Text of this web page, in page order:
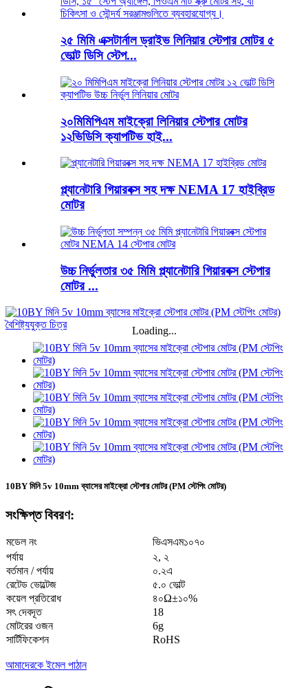
২৫ মিমি এক্সটার্নাল ড্রাইভ লিনিয়ার স্টেপার মোটর ৫
ভোল্ট ডিসি স্টেপ...
২০মিমিপিএম মাইক্রো লিনিয়ার স্টেপার মোটর
১২ভিডিসি ক্যাপটিভ হাই...
প্ল্যানেটারি গিয়ারবক্স সহ দক্ষ NEMA 17 হাইব্রিড
মোটর
উচ্চ নির্ভুলতার ৩৫ মিমি প্ল্যানেটারি গিয়ারবক্স স্টেপার
মোটর ...
Loading...
10BY মিনি 5v 10mm ব্যাসের মাইক্রো স্টেপার মোটর (PM স্টেপিং মোটর)
সংক্ষিপ্ত বিবরণ:
মডেল নং
ভিএসএম১০৭০
পর্যায়
২, ২
বর্তমান / পর্যায়
০.২এ
রেটেড ভোল্টেজ
৫.০ ভোল্ট
কয়েল প্রতিরোধ
৪০Ω±১০%
সৎ দেবদূত
18
মোটরের ওজন
6g
সার্টিফিকেশন
RoHS
আমাদেরকে ইমেল পাঠান